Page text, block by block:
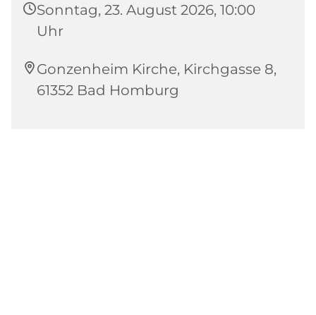
Sonntag, 23. August 2026, 10:00
Uhr
Gonzenheim Kirche, Kirchgasse 8,
61352 Bad Homburg